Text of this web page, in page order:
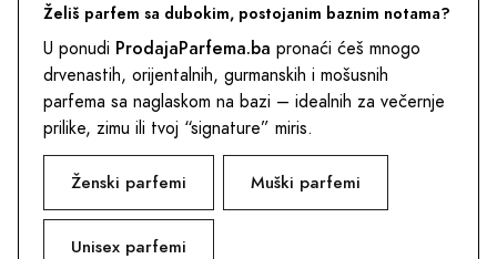
Želiš parfem sa dubokim, postojanim baznim notama?
U ponudi ProdajaParfema.ba pronaći ćeš mnogo
drvenastih, orijentalnih, gurmanskih i mošusnih
parfema sa naglaskom na bazi – idealnih za večernje
prilike, zimu ili tvoj “signature” miris.
Ženski parfemi Muški parfemi
Unisex parfemi